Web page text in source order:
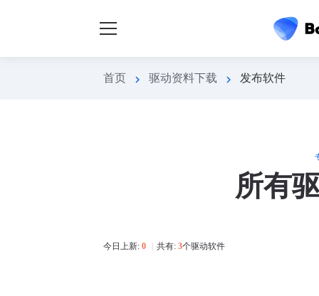
首页 chevron_right 驱动资料下载 chevron_right 发布软件
所有
今日上新: 0 共有: 3个驱动软件